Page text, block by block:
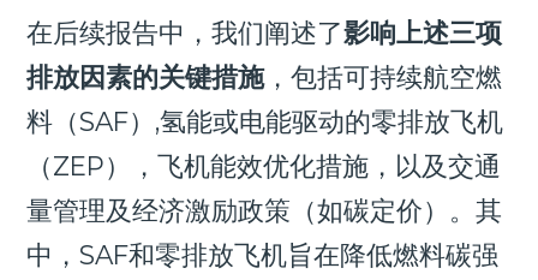
在后续报告中，我们阐述了影响上述三项
排放因素的关键措施，包括可持续航空燃
料（SAF）,氢能或电能驱动的零排放飞机
（ZEP），飞机能效优化措施，以及交通
量管理及经济激励政策（如碳定价）。其
中，SAF和零排放飞机旨在降低燃料碳强